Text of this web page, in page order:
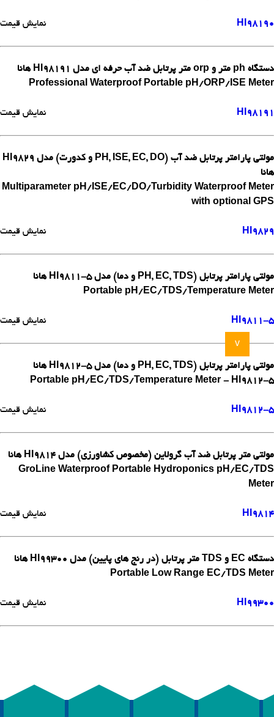
v
HI98190 نمایش قیمت
دستگاه ph متر و orp متر پرتابل ضد آب حرفه ای مدل HI98191 هانا
Professional Waterproof Portable pH/ORP/ISE Meter
HI98191 نمایش قیمت
مولتی پارامتر پرتابل ضد آب (PH, ISE, EC, DO و کدورت) مدل HI9829
هانا
Multiparameter pH/ISE/EC/DO/Turbidity Waterproof Meter
with optional GPS
HI9829 نمایش قیمت
مولتی پارامتر پرتابل (PH, EC, TDS و دما) مدل HI9811-5 هانا
Portable pH/EC/TDS/Temperature Meter
HI9811-5 نمایش قیمت
مولتی پارامتر پرتابل (PH, EC, TDS و دما) مدل HI9812-5 هانا
Portable pH/EC/TDS/Temperature Meter - HI9812-5
HI9812-5 نمایش قیمت
مولتی متر پرتابل ضد آب گرولاین (مخصوص کشاورزی) مدل HI9814 هانا
GroLine Waterproof Portable Hydroponics pH/EC/TDS
Meter
HI9814 نمایش قیمت
دستگاه EC و TDS متر پرتابل (در رنج های پایین) مدل HI99300 هانا
Portable Low Range EC/TDS Meter
HI99300 نمایش قیمت